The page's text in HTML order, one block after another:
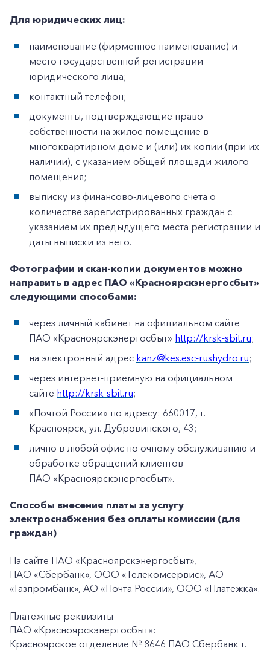
Для юридических лиц:
наименование (фирменное наименование) и
место государственной регистрации
юридического лица;
контактный телефон;
документы, подтверждающие право
собственности на жилое помещение в
многоквартирном доме и (или) их копии (при их
наличии), с указанием общей площади жилого
помещения;
выписку из финансово-лицевого счета о
количестве зарегистрированных граждан с
указанием их предыдущего места регистрации и
даты выписки из него.
Фотографии и скан-копии документов можно
направить в адрес ПАО «Красноярскэнергосбыт»
следующими способами:
через личный кабинет на официальном сайте
ПАО «Красноярскэнергосбыт» http://krsk-sbit.ru;
на электронный адрес kanz@kes.esc-rushydro.ru;
через интернет-приемную на официальном
сайте http://krsk-sbit.ru;
«Почтой России» по адресу: 660017, г.
Красноярск, ул. Дубровинского, 43;
лично в любой офис по очному обслуживанию и
обработке обращений клиентов
ПАО «Красноярскэнергосбыт».
Способы внесения платы за услугу
электроснабжения без оплаты комиссии (для
граждан)
На сайте ПАО «Красноярскэнергосбыт»,
ПАО «Сбербанк», ООО «Телекомсервис», АО
«Газпромбанк», АО «Почта России», ООО «Платежка».
Платежные реквизиты
ПАО «Красноярскэнергосбыт»:
Красноярское отделение № 8646 ПАО Сбербанк г.